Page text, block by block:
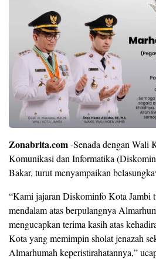
Zonabrita.com-Senada dengan Wali
Komunikasi dan Informatika
Bakar, turut menyampaikan
“Kami jajaran Diskominfo Kota Jambi
mendalam atas berpulangnya
mengucapkan terima kasih atas
Kota yang memimpin sholat jenazah
Almarhumah keperistirahatannya,”